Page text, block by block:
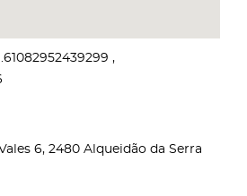
6, 2480 Alqueidão da Serra